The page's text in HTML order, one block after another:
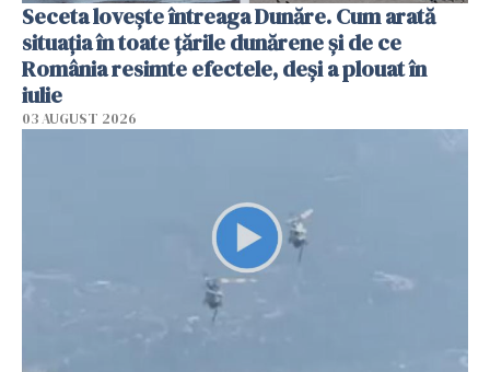
Seceta lovește întreaga Dunăre. Cum arată
situația în toate țările dunărene și de ce
România resimte efectele, deși a plouat în
iulie
03 AUGUST 2026